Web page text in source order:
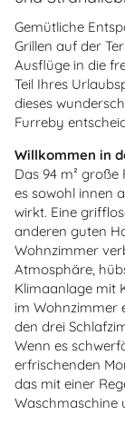
Gemütliche
Grillen auf der
Ausflüge in die
Teil Ihres
dieses
Furreby
Willkommen in
Das 94 m²
es sowohl innen
wirkt. Eine
anderen guten
Wohnzimmer
Atmosphäre,
Klimaanlage mit
im Wohnzimmer
den drei
Wenn es
erfrischenden
das mit einer
Waschmaschine